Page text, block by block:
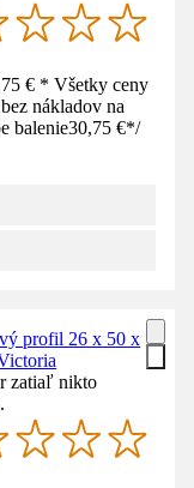
€ * Všetky ceny
nákladov na
balenie30,75 €*/
profil 26 x 50 x
zatiaľ nikto